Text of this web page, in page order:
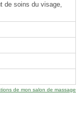
de soins du visage,
de mon salon de massage